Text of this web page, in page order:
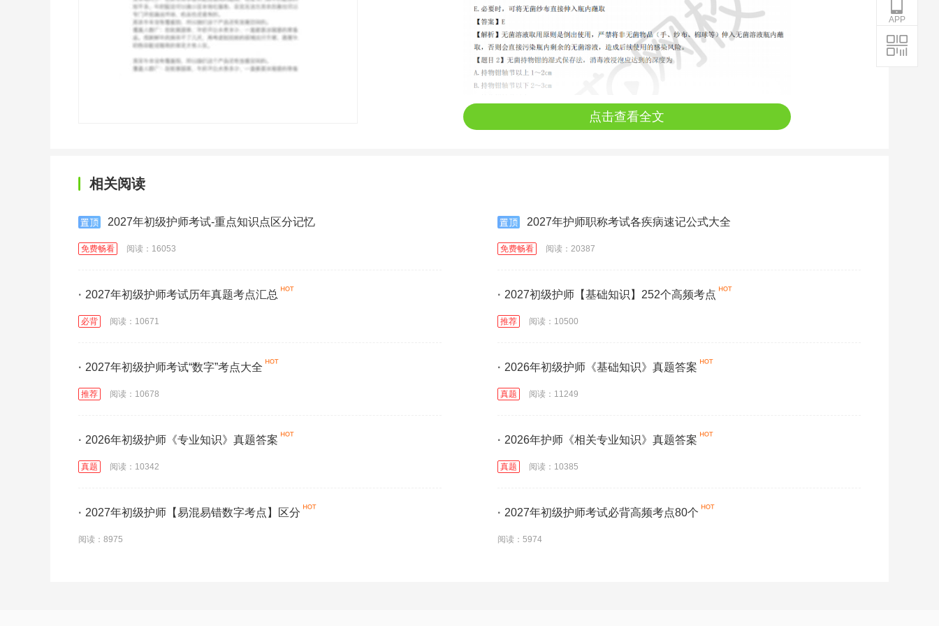
点击查看全文
相关阅读
2027年初级护师考试-重点知识点区分记忆
免费畅看 阅读：16053
2027年护师职称考试各疾病速记公式大全
免费畅看 阅读：20387
· 2027年初级护师考试历年真题考点汇总
必背 阅读：10671
· 2027初级护师【基础知识】252个高频考点
推荐 阅读：10500
· 2027年初级护师考试“数字”考点大全
推荐 阅读：10678
· 2026年初级护师《基础知识》真题答案
真题 阅读：11249
· 2026年初级护师《专业知识》真题答案
真题 阅读：10342
· 2026年护师《相关专业知识》真题答案
真题 阅读：10385
· 2027年初级护师【易混易错数字考点】区分
阅读：8975
· 2027年初级护师考试必背高频考点80个
阅读：5974
APP